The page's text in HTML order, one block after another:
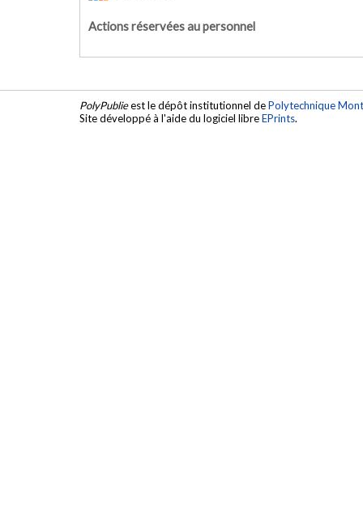
Actions réservées au personnel
PolyPublieest le dépôt institutionnel dePolytechnique
Site développé à l'aide du logiciel libreEPrints.